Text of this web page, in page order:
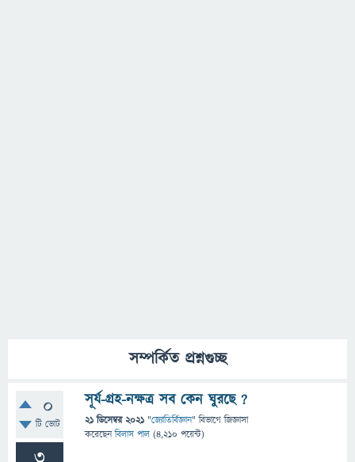
সম্পর্কিত প্রশ্নগুচ্ছ
0
টি ভোট
সূর্য-গ্রহ-নক্ষত্র সব কেন ঘুরছে ?
21 ডিসেম্বর 2021 "জ্যোতির্বিজ্ঞান" বিভাগে জিজ্ঞাসা
করেছেনবিলাস পাল (4,210 পয়েন্ট)